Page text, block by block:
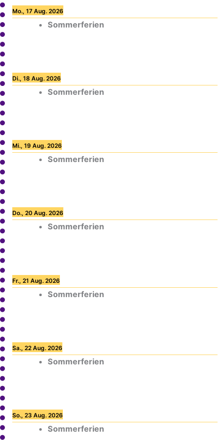
Mo., 17 Aug. 2026
Sommerferien
Di., 18 Aug. 2026
Sommerferien
Mi., 19 Aug. 2026
Sommerferien
Do., 20 Aug. 2026
Sommerferien
Fr., 21 Aug. 2026
Sommerferien
Sa., 22 Aug. 2026
Sommerferien
So., 23 Aug. 2026
Sommerferien